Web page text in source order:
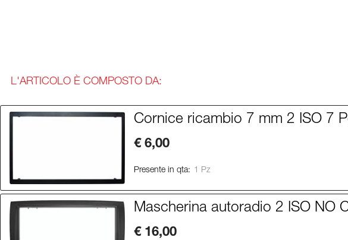
L'ARTICOLO È COMPOSTO DA:
Cornice ricambio 7 mm 2 ISO 7
€ 6,00
Presente in qta: 1 Pz
Mascherina autoradio 2 ISO NO
€ 16,00